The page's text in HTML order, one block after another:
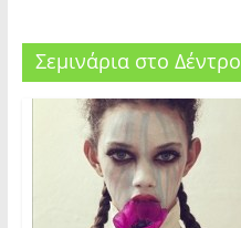
w ) )
Σεμινάρια στο Δέντρο